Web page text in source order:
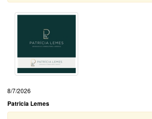
8/7/2026
Patricia Lemes